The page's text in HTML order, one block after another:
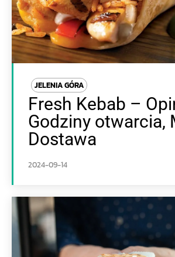
JELENIA GÓRA
Fresh Kebab –
Godziny otwarcia,
Dostawa
2024-09-14